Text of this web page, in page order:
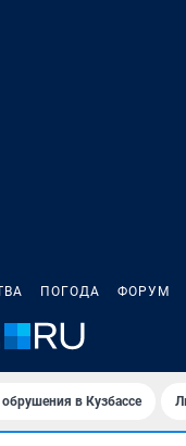
ПОГОДА ФОРУМ
в Кузбассе